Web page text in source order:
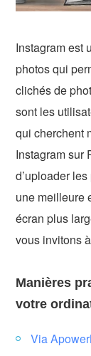
Instagram est
photos qui
clichés de
sont les
qui cherchent
Instagram sur
d’uploader
une meilleure
écran plus
vous invitons
Manières
votre
Via